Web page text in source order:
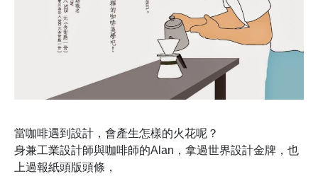
當咖啡遇到設計，會產生怎樣的火花呢？
身兼工業設計師與咖啡師的Alan，拿過世界設計金牌，也
上過報紙頭版頭條，